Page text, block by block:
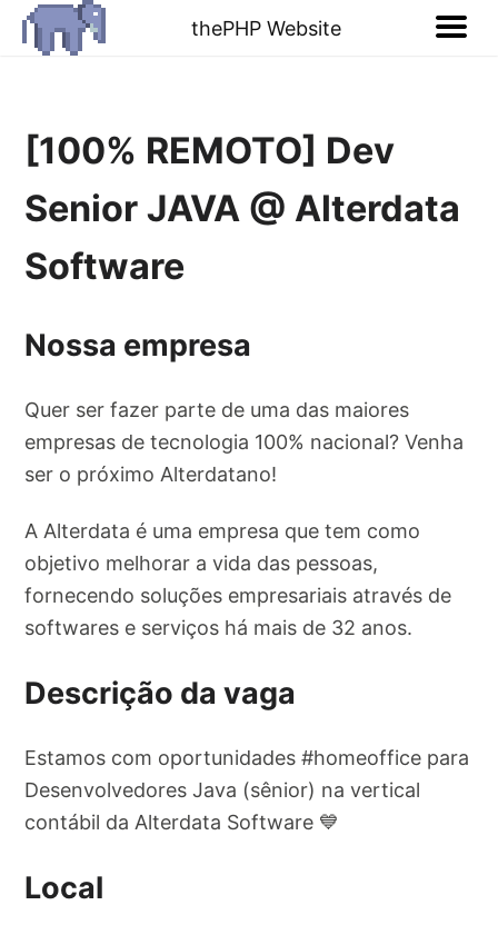
thePHP Website
[100% REMOTO] Dev
Senior JAVA @ Alterdata
Software
Nossa empresa
Quer ser fazer parte de uma das maiores
empresas de tecnologia 100% nacional? Venha
ser o próximo Alterdatano!
A Alterdata é uma empresa que tem como
objetivo melhorar a vida das pessoas,
fornecendo soluções empresariais através de
softwares e serviços há mais de 32 anos.
Descrição da vaga
Estamos com oportunidades #homeoffice para
Desenvolvedores Java (sênior) na vertical
contábil da Alterdata Software 💙
Local